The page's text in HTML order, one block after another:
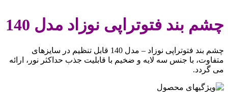
چشم بند فتوتراپی نوزاد مدل 140
چشم بند فتوتراپی نوزاد – مدل 140 قابل تنظیم در سایزهای
متفاوت، با جنس سه لایه و ضخیم با قابلیت جذب حداکثر نور، ارائه
می گردد.